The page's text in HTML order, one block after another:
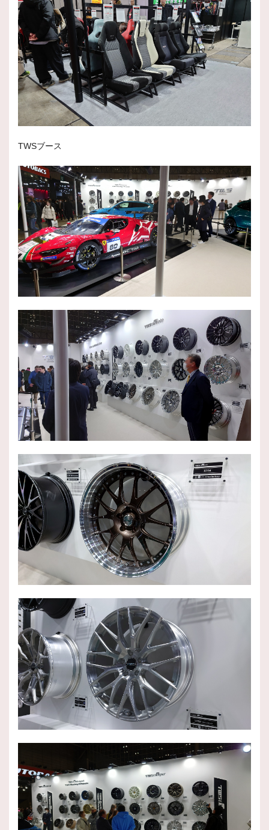
TWSブース